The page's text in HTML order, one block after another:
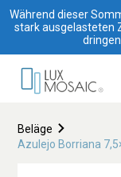
Während dieser
stark ausgelasteten
Beläge
Azulejo Borriana